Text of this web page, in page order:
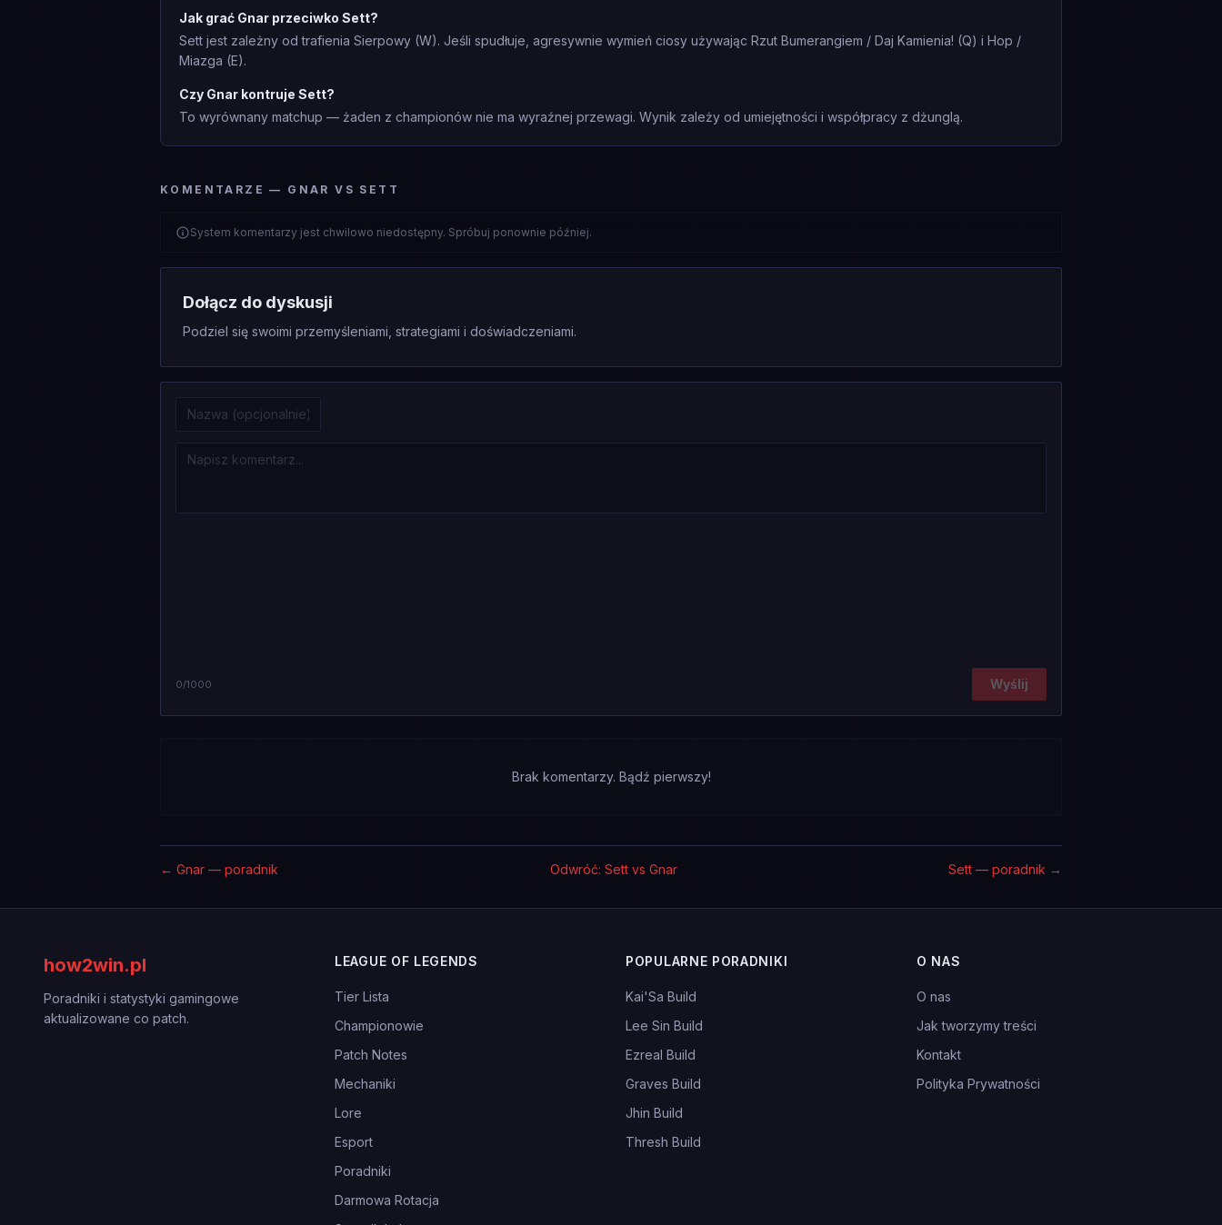
Jak grać Gnar przeciwko Sett?
Sett jest zależny od trafienia Sierpowy (W). Jeśli spudłuje, agresywnie wymień ciosy używając Rzut Bumerangiem / Daj Kamienia! (Q) i Hop /
Miazga (E).
Czy Gnar kontruje Sett?
To wyrównany matchup — żaden z championów nie ma wyraźnej przewagi. Wynik zależy od umiejętności i współpracy z dżunglą.
KOMENTARZE — GNAR VS SETT
System komentarzy jest chwilowo niedostępny. Spróbuj ponownie później.
Dołącz do dyskusji
Podziel się swoimi przemyśleniami, strategiami i doświadczeniami.
0/1000 Wyślij
Brak komentarzy. Bądź pierwszy!
← Gnar — poradnik Odwróć: Sett vs Gnar Sett — poradnik →
how2win.pl
Poradniki i statystyki gamingowe
aktualizowane co patch.
LEAGUE OF LEGENDS
Tier Lista
Championowie
Patch Notes
Mechaniki
Lore
Esport
Poradniki
Darmowa Rotacja
POPULARNE PORADNIKI
Kai'Sa Build
Lee Sin Build
Ezreal Build
Graves Build
Jhin Build
Thresh Build
O NAS
O nas
Jak tworzymy treści
Kontakt
Polityka Prywatności